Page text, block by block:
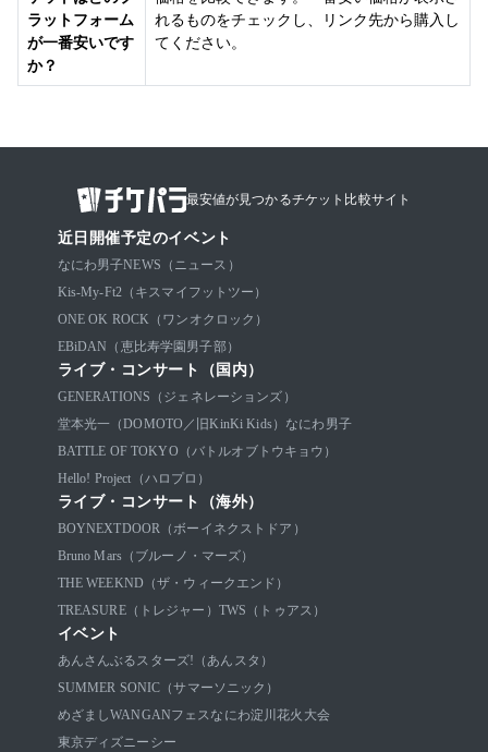
ラットフォーム
が一番安いです
か？
れるものをチェックし、リンク先から購入し
てください。
最安値が見つかるチケット比較サイト
近日開催予定のイベント
なにわ男子NEWS（ニュース）
Kis-My-Ft2（キスマイフットツー）
ONE OK ROCK（ワンオクロック）
EBiDAN（恵比寿学園男子部）
ライブ・コンサート（国内）
GENERATIONS（ジェネレーションズ）
堂本光一（DOMOTO／旧KinKi Kids） なにわ男子
BATTLE OF TOKYO（バトルオブトウキョウ）
Hello! Project（ハロプロ）
ライブ・コンサート（海外）
BOYNEXTDOOR（ボーイネクストドア）
Bruno Mars（ブルーノ・マーズ）
THE WEEKND（ザ・ウィークエンド）
TREASURE（トレジャー） TWS（トゥアス）
イベント
あんさんぶるスターズ!（あんスタ）
SUMMER SONIC（サマーソニック）
めざましWANGANフェスなにわ淀川花火大会
東京ディズニーシー